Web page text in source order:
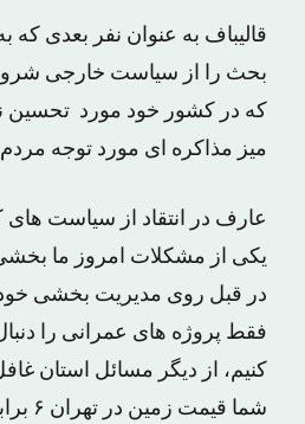
قالیباف به عنوان نفر بعدی که
بحث را از سیاست خارجی
که در کشور خود مورد تحسین
میز مذاکره ای مورد توجه مردم
عارف در انتقاد از سیاست های
یکی از مشکلات امروز ما
در قبل روی مدیریت بخشی خود
فقط پروژه های عمرانی را
کنیم، از دیگر مسائل استان
شما